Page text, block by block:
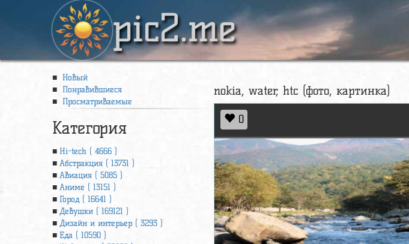
pic2.me
Новый
Понравившиеся
Просматриваемые
Категория
Hi-tech ( 4666 )
Абстракция ( 13731 )
Авиация ( 5085 )
Аниме ( 13151 )
Город ( 16641 )
Девушки ( 169121 )
Дизайн и интерьер ( 3293 )
Еда ( 10590 )
nokia, water, htc (фото, картинка)
0